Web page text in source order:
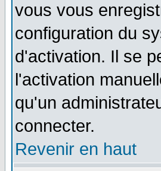
vous vous
configuration du
d'activation. Il se
l'activation
qu'un
connecter.
Revenir en haut